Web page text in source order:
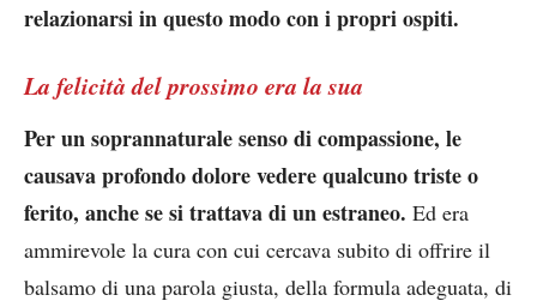
relazionarsi in questo modo con i propri ospiti.
La felicità del prossimo era la sua
Per un soprannaturale senso di compassione, le
causava profondo dolore vedere qualcuno triste o
ferito, anche se si trattava di un estraneo. Ed era
ammirevole la cura con cui cercava subito di offrire il
balsamo di una parola giusta, della formula adeguata, di